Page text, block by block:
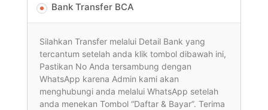
Bank Transfer BCA
Silahkan Transfer melalui Detail Bank yang
tercantum setelah anda klik tombol dibawah ini,
Pastikan No Anda tersambung dengan
WhatsApp karena Admin kami akan
menghubungi anda melalui WhatsApp setelah
anda menekan Tombol “Daftar & Bayar”. Terima